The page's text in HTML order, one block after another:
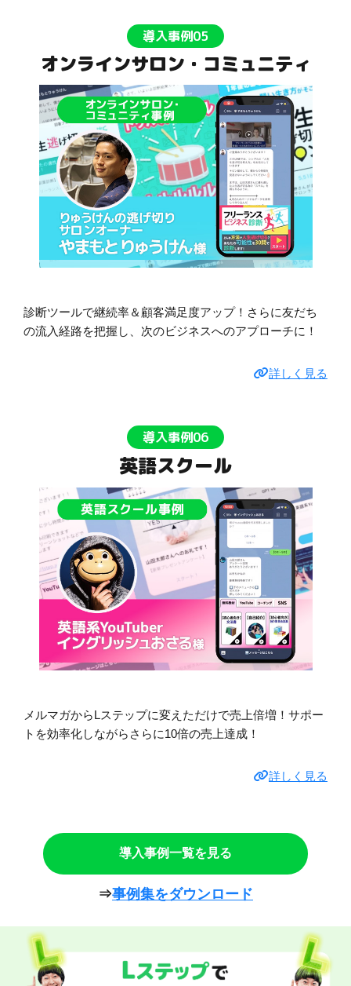
導入事例05
オンラインサロン・コミュニティ
診断ツールで継続率＆顧客満足度アップ！さらに友だち
の流入経路を把握し、次のビジネスへのアプローチに！
詳しく見る
導入事例06
英語スクール
メルマガからLステップに変えただけで売上倍増！サポー
トを効率化しながらさらに10倍の売上達成！
詳しく見る
導入事例一覧を見る
⇒事例集をダウンロード